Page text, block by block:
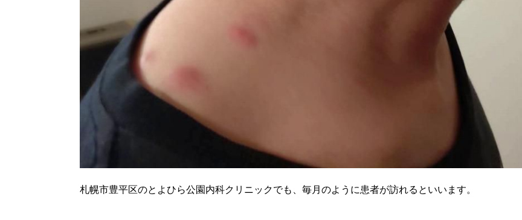
運営会社 情報提供・お問い合わせ
カテゴリー
LOCAL
ローカルエリア
KEYWORD
Sitakke編集部あい
札幌市豊平区のとよひら公園内科クリニックでも、毎月のように患者が訪れるといいます。